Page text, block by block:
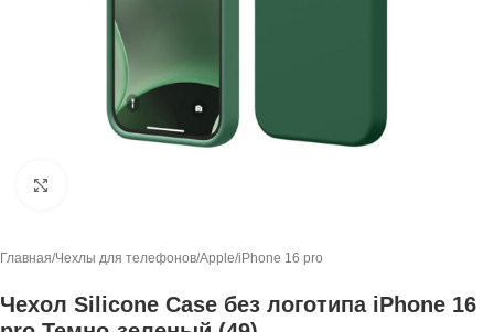
Главная/Чехлы для телефонов/Apple/iPhone 16 pro
Чехол Silicone Case без логотипа iPhone 16